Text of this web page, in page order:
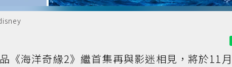
《海洋奇緣2》繼首集再與影迷相見，將於11